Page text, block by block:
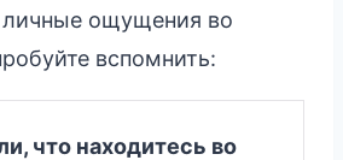
ощущения во
вспомнить:
что находитесь во